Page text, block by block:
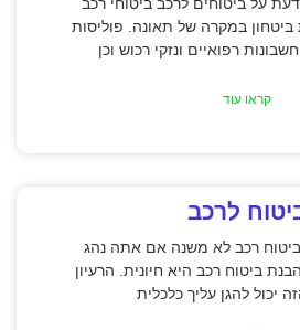
במקרה של תאונה. פוליסות
רפואיים ונזקי רכוש וכן
קראו עוד
לרכב
רכב לא משנה אם אתה נהג
ביטוח רכב היא חיונית. הרעיון
יכול להגן עליך כלכלית